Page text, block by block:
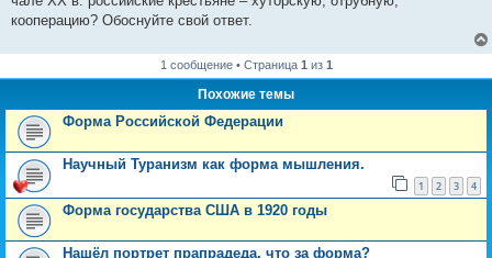
щ
е
е
кооперацию? Обоснуйте свой ответ.
1 сообщение • Страница 1 из 1
Похожие темы
Форма Российской Федерации
Научный Туранизм как форма мышления.
1 2 3 4
Форма государства США в 1920 годы
Нашёл портрет прапрадеда, что за форма?